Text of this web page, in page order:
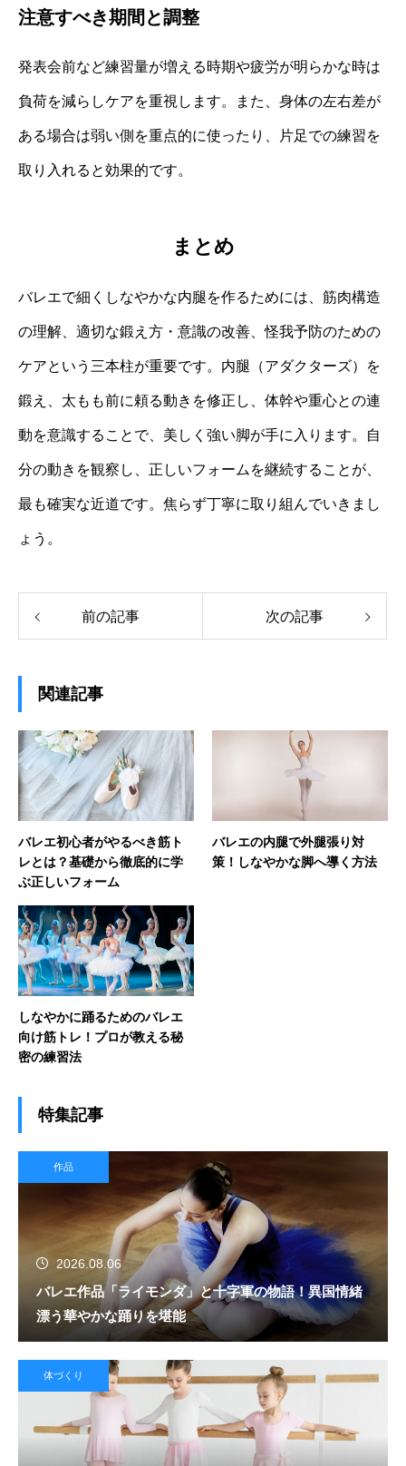
注意すべき期間と調整
発表会前など練習量が増える時期や疲労が明らかな時は
負荷を減らしケアを重視します。また、身体の左右差が
ある場合は弱い側を重点的に使ったり、片足での練習を
取り入れると効果的です。
まとめ
バレエで細くしなやかな内腿を作るためには、筋肉構造
の理解、適切な鍛え方・意識の改善、怪我予防のための
ケアという三本柱が重要です。内腿（アダクターズ）を
鍛え、太もも前に頼る動きを修正し、体幹や重心との連
動を意識することで、美しく強い脚が手に入ります。自
分の動きを観察し、正しいフォームを継続することが、
最も確実な近道です。焦らず丁寧に取り組んでいきまし
ょう。
前の記事 次の記事
関連記事
バレエ初心者がやるべき筋ト
レとは？基礎から徹底的に学
ぶ正しいフォーム
バレエの内腿で外腿張り対
策！しなやかな脚へ導く方法
しなやかに踊るためのバレエ
向け筋トレ！プロが教える秘
密の練習法
特集記事
作品
2026.08.06
バレエ作品「ライモンダ」と十字軍の物語！異国情緒
漂う華やかな踊りを堪能
体づくり